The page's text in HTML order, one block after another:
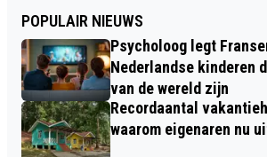
POPULAIR NIEUWS
Psycholoog legt
Nederlandse kinderen
van de wereld zijn
Recordaantal
waarom eigenaren nu